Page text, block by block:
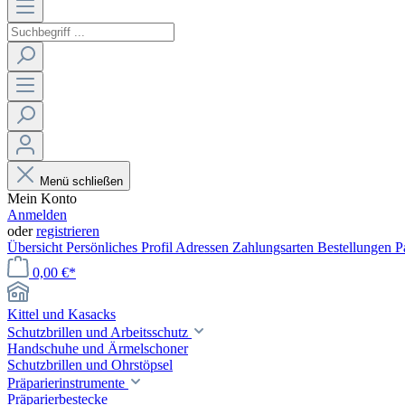
Menü schließen
Mein Konto
Anmelden
oderregistrieren
Übersicht Persönliches Profil Adressen Zahlungsarten Bestellungen
0,00 €*
Kittel und Kasacks
Schutzbrillen und Arbeitsschutz
Handschuhe und Ärmelschoner
Schutzbrillen und Ohrstöpsel
Präparierinstrumente
Präparierbestecke